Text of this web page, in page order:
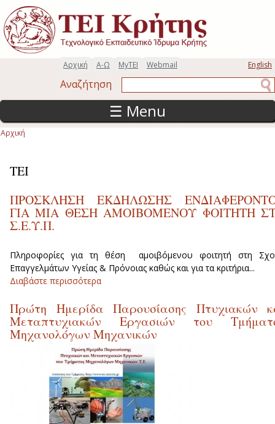
Παράκαμψη προς το κυρίως περιεχόμενο
English
Webmail
MyTEI
Α-Ω
Αρχική
Αναζήτηση
☰ Menu
Αρχική
ΤΕΙ
ΠΡΟΣΚΛΗΣΗ ΕΚΔΗΛΩΣΗΣ
ΓΙΑ ΜΙΑ ΘΕΣΗ ΑΜΟΙΒΟΜΕΝΟΥ ΦΟΙΤΗΤΗ
Σ.Ε.Υ.Π.
Πληροφορίες για τη θέση αμοιβόμενου φοιτητή στη
Επαγγελμάτων Υγείας & Πρόνοιας καθώς και για τα κριτήρια...
Διαβάστε περισσότερα
ΑΜΟΙΒΟΜΕΝΟΥ ΦΟΙΤΗΤΗ ΣΤΗ Σ.Ε.Υ.Π.
Πρώτη Ημερίδα Παρουσίασης Πτυχιακών
Μεταπτυχιακών Εργασιών του
Μηχανολόγων Μηχανικών